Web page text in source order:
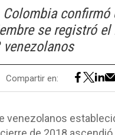
confirmó
se registró el
venezolanos
Compartir en:
venezolanos